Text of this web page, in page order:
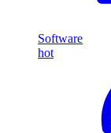
Software
hot